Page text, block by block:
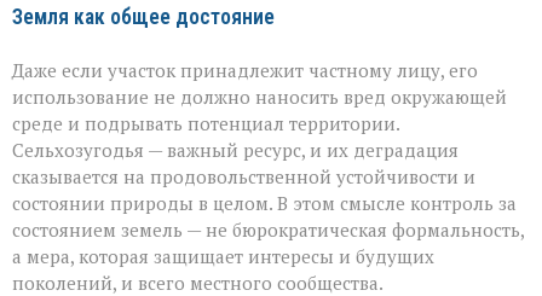
Земля как общее достояние
Даже если участок принадлежит частному лицу, его
использование не должно наносить вред окружающей
среде и подрывать потенциал территории.
Сельхозугодья — важный ресурс, и их деградация
сказывается на продовольственной устойчивости и
состоянии природы в целом. В этом смысле контроль за
состоянием земель — не бюрократическая формальность,
а мера, которая защищает интересы и будущих
поколений, и всего местного сообщества.